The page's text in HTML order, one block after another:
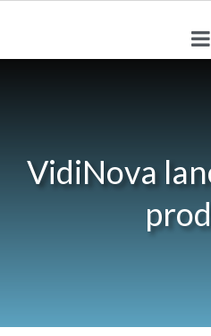
VidiNova